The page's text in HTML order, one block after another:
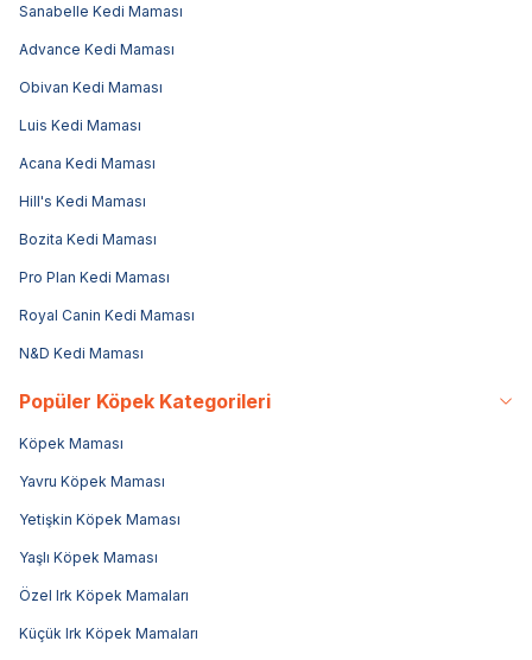
Sanabelle Kedi Maması
Advance Kedi Maması
Obivan Kedi Maması
Luis Kedi Maması
Acana Kedi Maması
Hill's Kedi Maması
Bozita Kedi Maması
Pro Plan Kedi Maması
Royal Canin Kedi Maması
N&D Kedi Maması
Popüler Köpek Kategorileri
Köpek Maması
Yavru Köpek Maması
Yetişkin Köpek Maması
Yaşlı Köpek Maması
Özel Irk Köpek Mamaları
Küçük Irk Köpek Mamaları